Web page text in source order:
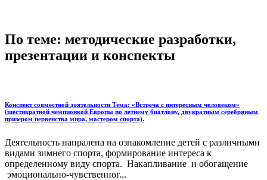
По теме: методические разработки,
презентации и конспекты
Конспект совместной деятельности Тема: «Встреча с интересным человеком»
(шестикратной чемпионкой Европы по летнему биатлону, двукратным серебряным
призером первенства мира, мастером спорта).
Деятельность напралена на ознакомление детей с различными
видами зимнего спорта, формирование интереса к
определенному виду спорта. Накапливание и обогащение
эмоционально-чувственног...